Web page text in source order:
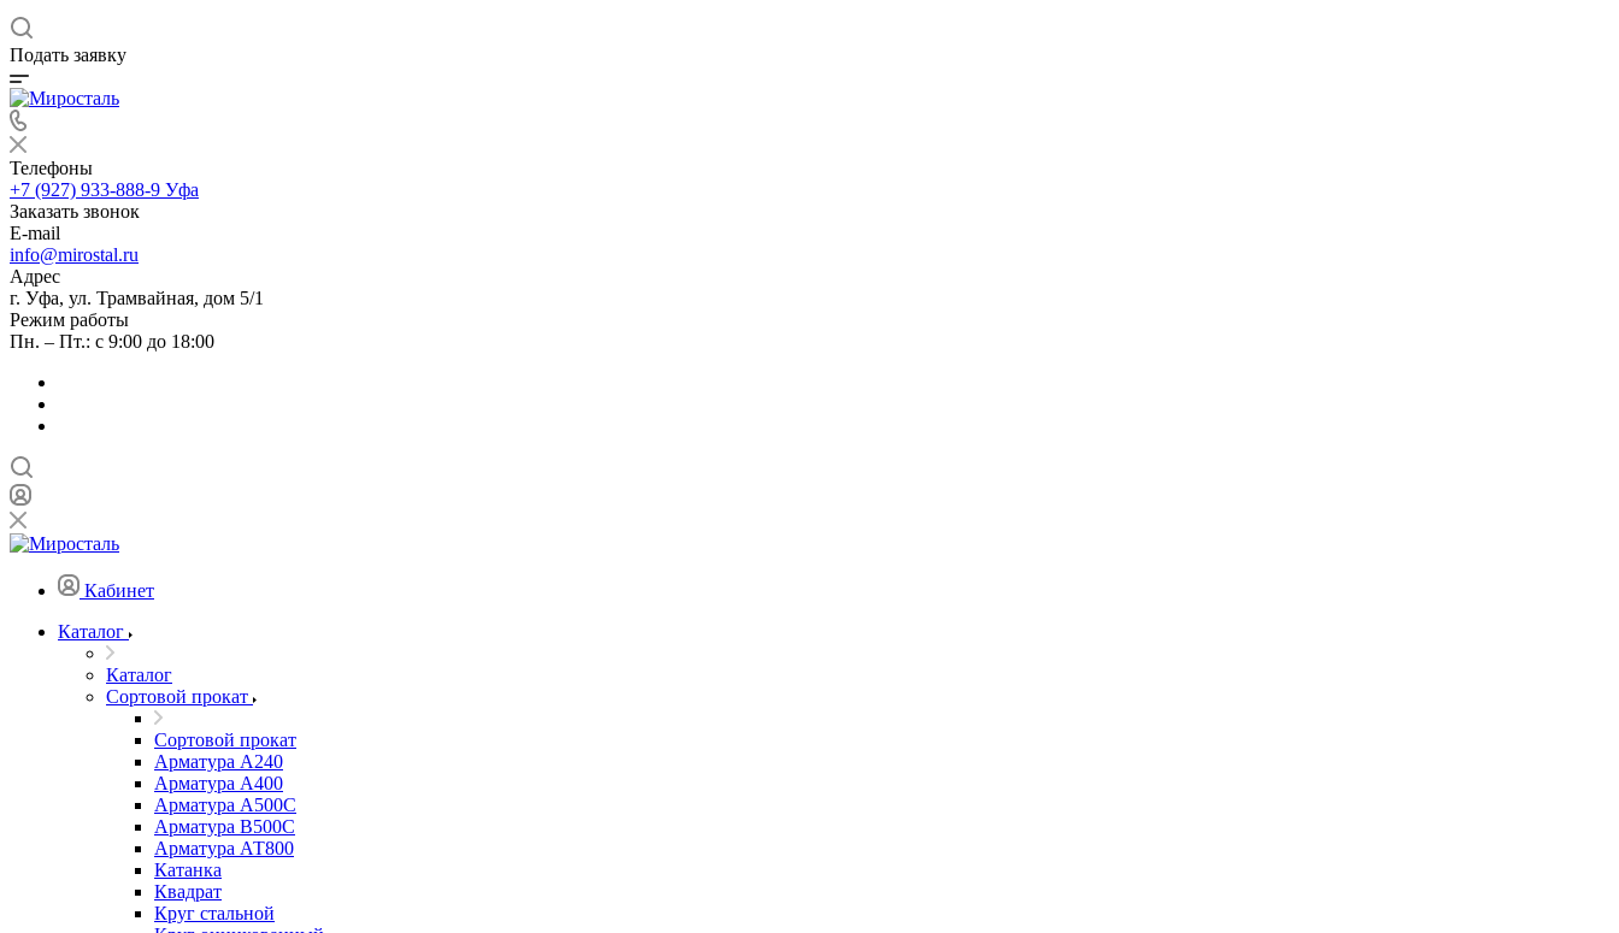
Подать заявку
Телефоны
+7 (927) 933-888-9 Уфа
Заказать звонок
E-mail
info@mirostal.ru
Адрес
г. Уфа, ул. Трамвайная, дом 5/1
Режим работы
Пн. – Пт.: с 9:00 до 18:00
Кабинет
Каталог
Каталог
Сортовой прокат
Сортовой прокат
Арматура А240
Арматура А400
Арматура А500C
Арматура В500С
Арматура АТ800
Катанка
Квадрат
Круг стальной